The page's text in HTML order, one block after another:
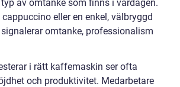
av omtanke som finns i vardagen.
eller en enkel, välbryggd
omtanke, professionalism
i rätt kaffemaskin ser ofta
och produktivitet. Medarbetare